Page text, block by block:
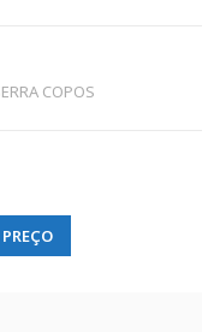
COPOS